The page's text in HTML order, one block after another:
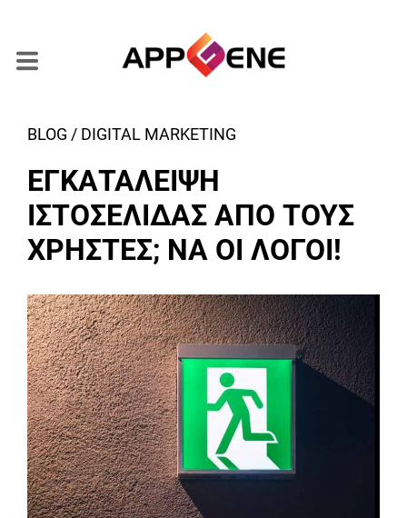
BLOG / DIGITAL MARKETING
ΕΓΚΑΤΑΛΕΙΨΗ
ΙΣΤΟΣΕΛΙΔΑΣ ΑΠΟ ΤΟΥΣ
ΧΡΗΣΤΕΣ; ΝΑ ΟΙ ΛΟΓΟΙ!